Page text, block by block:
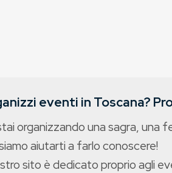
eventi in Toscana?
organizzando una sagra, una
aiutarti a farlo conoscere!
sito è dedicato proprio agli